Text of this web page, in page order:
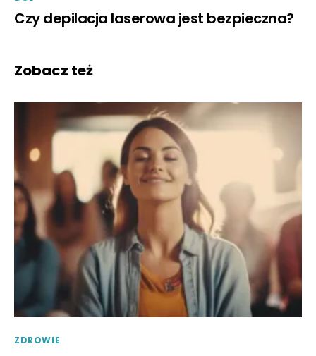
Czy depilacja laserowa jest bezpieczna?
Zobacz też
ZDROWIE